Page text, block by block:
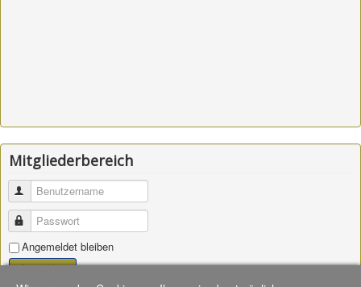
Mitgliederbereich
Benutzername
Passwort
Angemeldet bleiben
Anmelden